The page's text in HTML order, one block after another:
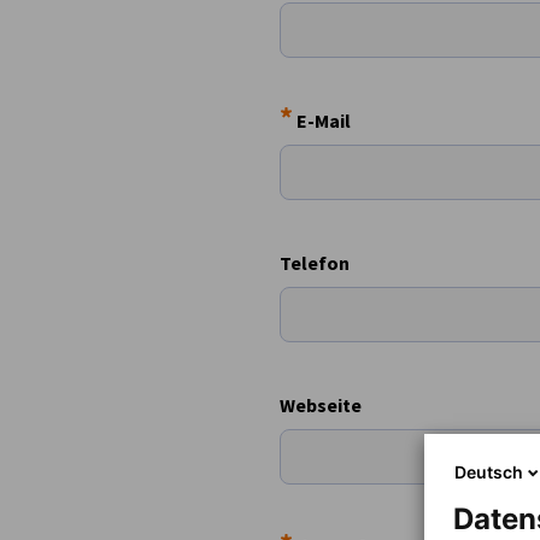
* E-Mail
Telefon
Webseite
Deutsch